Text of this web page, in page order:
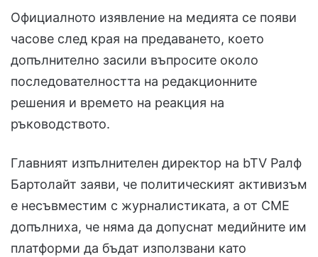
Официалното изявление на медията се появи
часове след края на предаването, което
допълнително засили въпросите около
последователността на редакционните
решения и времето на реакция на
ръководството.
Главният изпълнителен директор на bTV Ралф
Бартолайт заяви, че политическият активизъм
е несъвместим с журналистиката, а от CME
допълниха, че няма да допуснат медийните им
платформи да бъдат използвани като